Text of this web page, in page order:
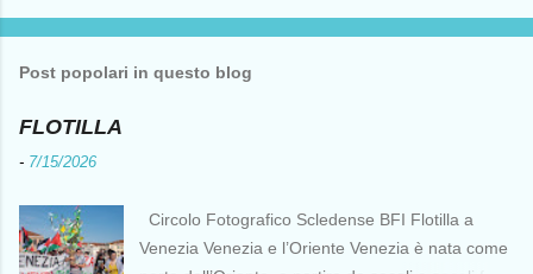
a
n
c
o
e
n
t
Post popolari in questo blog
FLOTILLA
- 7/15/2026
Circolo Fotografico Scledense BFI Flotilla a
Venezia Venezia e l’Oriente Venezia è nata come